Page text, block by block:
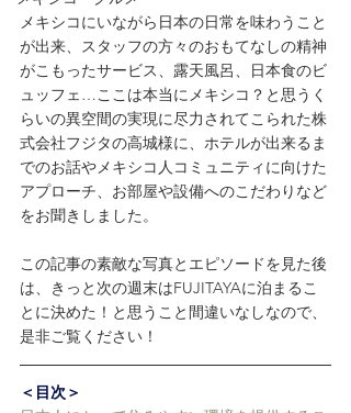
メキシコにいながら日本の日常を味わうこと
が出来、スタッフの方々のおもてなしの精神
がこもったサービス、露天風呂、日本食のビ
ュッフェ…ここは本当にメキシコ？と思うく
らいの異空間の実現に尽力されてこられた株
式会社フジタの高城様に、ホテルが出来るま
でのお話やメキシコ人コミュニティに向けた
アプローチ、お部屋や設備へのこだわりなど
をお聞きしました。
この記事の素敵な写真とエピソードを見た後
は、きっと次の週末はFUJITAYAに泊まるこ
とに決めた！と思うこと間違いなしなので、
是非ご覧ください！
＜目次＞